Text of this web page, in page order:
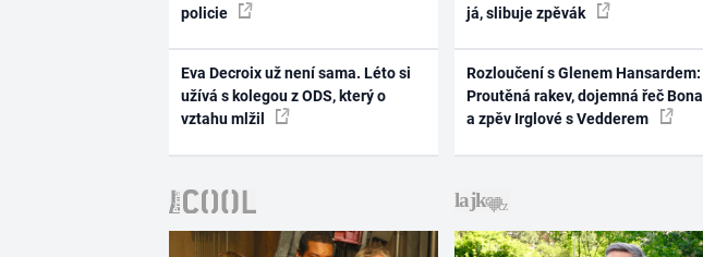
policie
Eva Decroix už není sama. Léto si
užívá s kolegou z ODS, který o
vztahu mlžil
já, slibuje zpěvák
Rozloučení s Glenem Hansardem:
Proutěná rakev, dojemná řeč Bona
a zpěv Irglové s Vedderem